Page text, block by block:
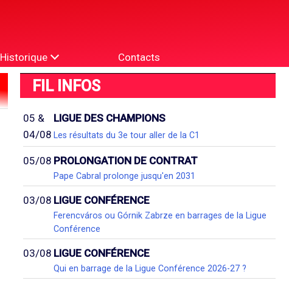
Historique Contacts
FIL INFOS
05 &
04/08
LIGUE DES CHAMPIONS
Les résultats du 3e tour aller de la C1
05/08 PROLONGATION DE CONTRAT
Pape Cabral prolonge jusqu'en 2031
03/08 LIGUE CONFÉRENCE
Ferencváros ou Górnik Zabrze en barrages de la Ligue
Conférence
03/08 LIGUE CONFÉRENCE
Qui en barrage de la Ligue Conférence 2026-27 ?